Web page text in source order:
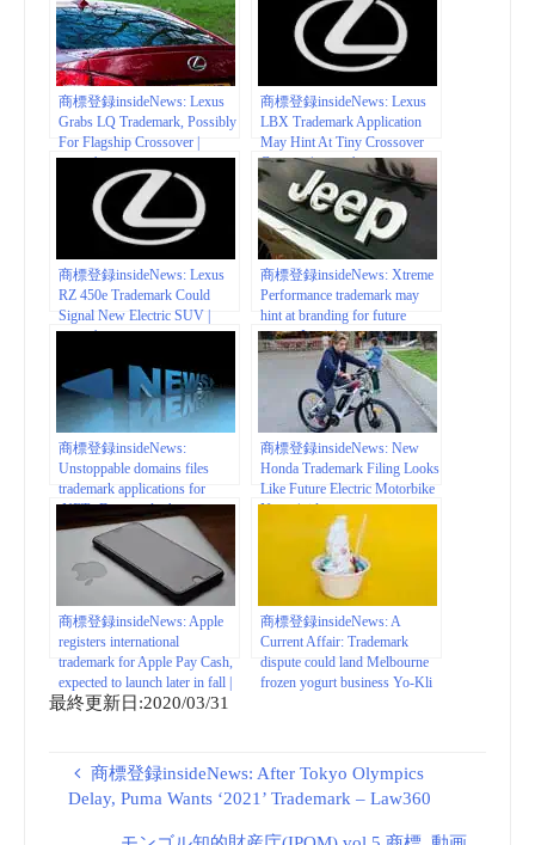
商標登録insideNews: Lexus
Grabs LQ Trademark, Possibly
For Flagship Crossover |
motor1.com
商標登録insideNews: Lexus
LBX Trademark Application
May Hint At Tiny Crossover
Concept | motor1.com
商標登録insideNews: Lexus
RZ 450e Trademark Could
Signal New Electric SUV |
motor1.com
商標登録insideNews: Xtreme
Performance trademark may
hint at branding for future
sporty Jeeps |
motorauthority.com
商標登録insideNews:
Unstoppable domains files
trademark applications for
.NFT, .Doge and others –
Domain Name Wire | Domain
Name News
商標登録insideNews: New
Honda Trademark Filing Looks
Like Future Electric Motorbike
Name | rideapart.com
商標登録insideNews: Apple
registers international
trademark for Apple Pay Cash,
expected to launch later in fall |
iLounge News
商標登録insideNews: A
Current Affair: Trademark
dispute could land Melbourne
frozen yogurt business Yo-Kli
最終更新日:2020/03/31
商標登録insideNews: After Tokyo Olympics
Delay, Puma Wants ‘2021’ Trademark – Law360